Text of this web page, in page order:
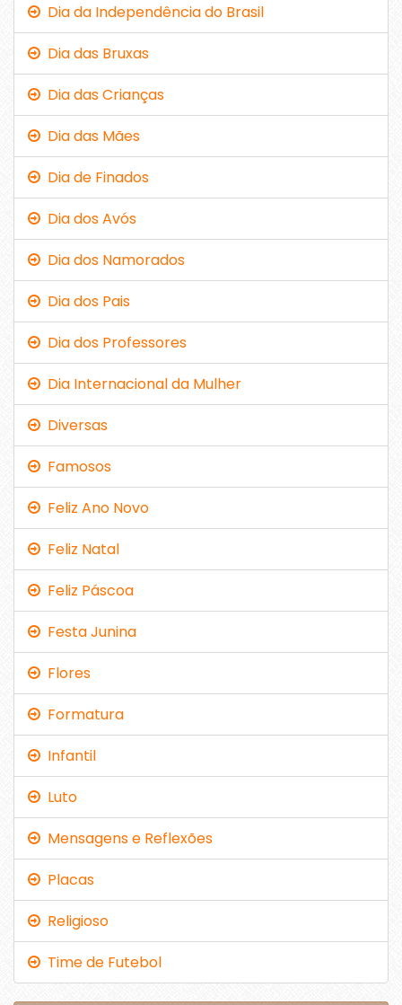
Dia da Independência do Brasil
Dia das Bruxas
Dia das Crianças
Dia das Mães
Dia de Finados
Dia dos Avós
Dia dos Namorados
Dia dos Pais
Dia dos Professores
Dia Internacional da Mulher
Diversas
Famosos
Feliz Ano Novo
Feliz Natal
Feliz Páscoa
Festa Junina
Flores
Formatura
Infantil
Luto
Mensagens e Reflexões
Placas
Religioso
Time de Futebol